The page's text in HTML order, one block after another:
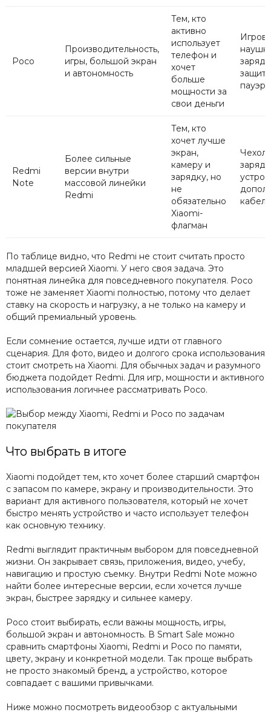
Poco
Производительность,
игры, большой экран
и автономность
Тем, кто
активно
использует
телефон и
хочет
больше
мощности за
свои деньги
Redmi
Note
Более сильные
версии внутри
массовой линейки
Redmi
Тем, кто
хочет лучше
экран,
камеру и
зарядку, но
не
обязательно
Xiaomi-
флагман
Чехол,
кабель
По таблице видно, что Redmi не стоит считать просто
младшей версией Xiaomi. У него своя задача. Это
понятная линейка для повседневного покупателя. Poco
тоже не заменяет Xiaomi полностью, потому что делает
ставку на скорость и нагрузку, а не только на камеру и
общий премиальный уровень.
Если сомнение остается, лучше идти от главного
сценария. Для фото, видео и долгого срока использования
стоит смотреть на Xiaomi. Для обычных задач и разумного
бюджета подойдет Redmi. Для игр, мощности и активного
использования логичнее рассматривать Poco.
Что выбрать в итоге
Xiaomi подойдет тем, кто хочет более старший смартфон
с запасом по камере, экрану и производительности. Это
вариант для активного пользователя, который не хочет
быстро менять устройство и часто использует телефон
как основную технику.
Redmi выглядит практичным выбором для повседневной
жизни. Он закрывает связь, приложения, видео, учебу,
навигацию и простую съемку. Внутри Redmi Note можно
найти более интересные версии, если хочется лучше
экран, быстрее зарядку и сильнее камеру.
Poco стоит выбирать, если важны мощность, игры,
большой экран и автономность. В Smart Sale можно
сравнить смартфоны Xiaomi, Redmi и Poco по памяти,
цвету, экрану и конкретной модели. Так проще выбрать
не просто знакомый бренд, а устройство, которое
совпадает с вашими привычками.
Ниже можно посмотреть видеообзор с актуальными